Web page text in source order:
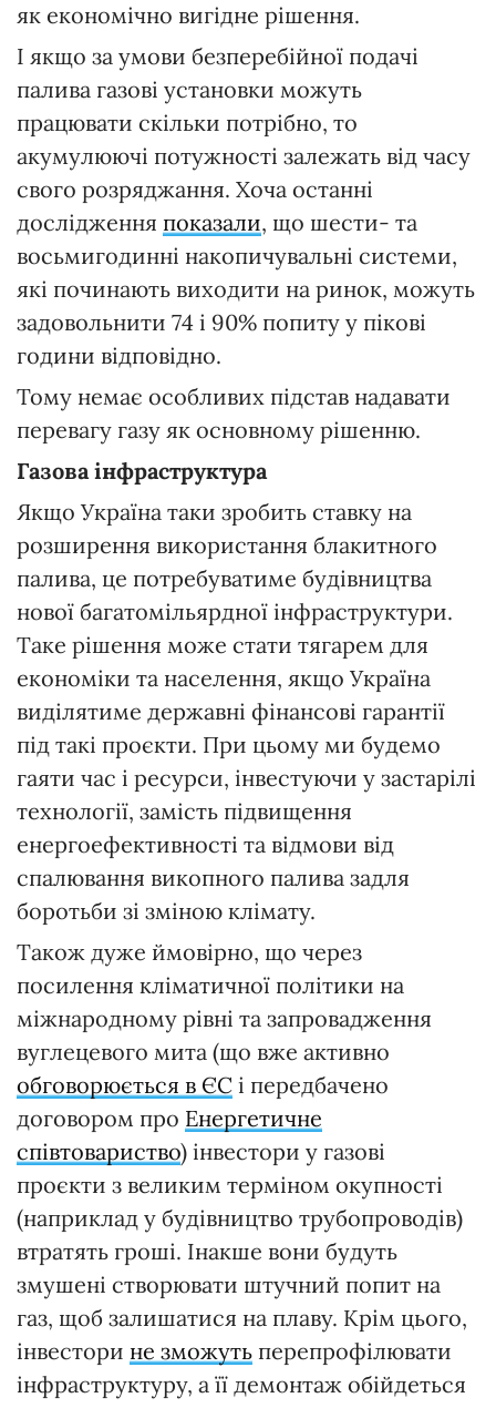
як економічно вигідне рішення.
І якщо за умови безперебійної подачі
палива газові установки можуть
працювати скільки потрібно, то
акумулюючі потужності залежать від часу
свого розряджання. Хоча останні
дослідження показали, що шести- та
восьмигодинні накопичувальні системи,
які починають виходити на ринок, можуть
задовольнити 74 і 90% попиту у пікові
години відповідно.
Тому немає особливих підстав надавати
перевагу газу як основному рішенню.
Газова інфраструктура
Якщо Україна таки зробить ставку на
розширення використання блакитного
палива, це потребуватиме будівництва
нової багатомільярдної інфраструктури.
Таке рішення може стати тягарем для
економіки та населення, якщо Україна
виділятиме державні фінансові гарантії
під такі проєкти. При цьому ми будемо
гаяти час і ресурси, інвестуючи у застарілі
технології, замість підвищення
енергоефективності та відмови від
спалювання викопного палива задля
боротьби зі зміною клімату.
Також дуже ймовірно, що через
посилення кліматичної політики на
міжнародному рівні та запровадження
вуглецевого мита (що вже активно
обговорюється в ЄС і передбачено
договором про Енергетичне
співтовариство) інвестори у газові
проєкти з великим терміном окупності
(наприклад у будівництво трубопроводів)
втратять гроші. Інакше вони будуть
змушені створювати штучний попит на
газ, щоб залишатися на плаву. Крім цього,
інвестори не зможуть перепрофілювати
інфраструктуру, а її демонтаж обійдеться